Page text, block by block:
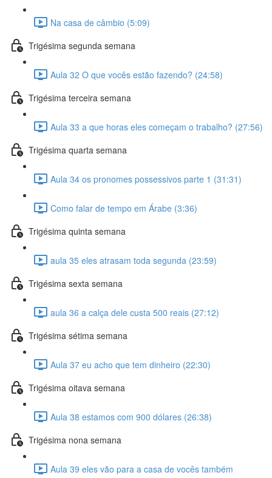
Na casa de câmbio (5:09)
Trigésima segunda semana
Aula 32 O que vocês estão fazendo? (24:58)
Trigésima terceira semana
Aula 33 a que horas eles começam o trabalho? (27:56)
Trigésima quarta semana
Aula 34 os pronomes possessivos parte 1 (31:31)
Como falar de tempo em Árabe (3:36)
Trigésima quinta semana
aula 35 eles atrasam toda segunda (23:59)
Trigésima sexta semana
aula 36 a calça dele custa 500 reais (27:12)
Trigésima sétima semana
Aula 37 eu acho que tem dinheiro (22:30)
Trigésima oitava semana
Aula 38 estamos com 900 dólares (26:38)
Trigésima nona semana
Aula 39 eles vão para a casa de vocês também